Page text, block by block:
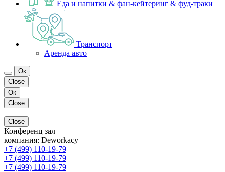
Еда и напитки & фан-кейтеринг & фуд-траки
Транспорт
Аренда авто
Ок
Close
Ок
Close
Close
Конференц зал
компания: Deworkacy
+7 (499) 110-19-79
+7 (499) 110-19-79
+7 (499) 110-19-79